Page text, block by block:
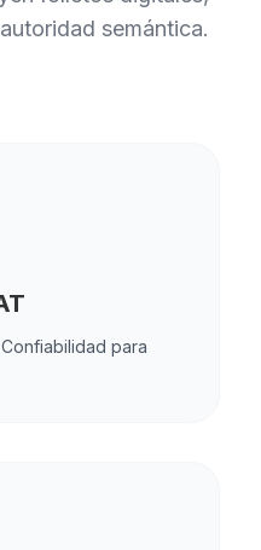
semántica.
para